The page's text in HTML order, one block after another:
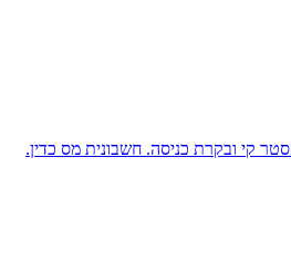
קי ובקרת כניסה. חשבונית מס כדין.